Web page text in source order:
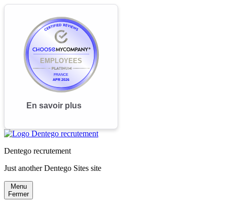
Dentego recrutement
Just another Dentego Sites site
Menu
Fermer